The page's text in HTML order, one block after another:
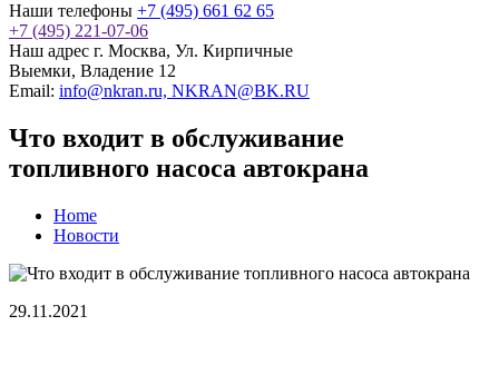
Наши телефоны +7 (495) 661 62 65
+7 (495) 221-07-06
Наш адрес г. Москва, Ул. Кирпичные
Выемки, Владение 12
Email: info@nkran.ru, NKRAN@BK.RU
Что входит в обслуживание
топливного насоса автокрана
Home
Новости
29.11.2021